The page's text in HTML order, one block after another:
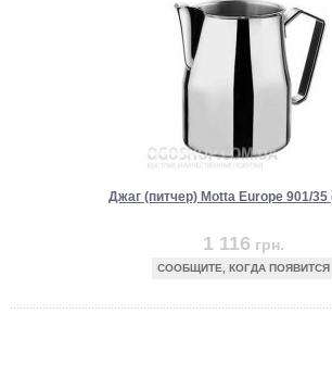
Джаг (питчер) Motta Europe 901/35
1 116 грн.
СООБЩИТЕ, КОГДА ПОЯВИТСЯ